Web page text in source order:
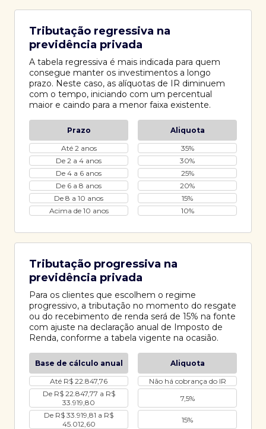
Tributação regressiva na
previdência privada
A tabela regressiva é mais indicada para quem
consegue manter os investimentos a longo
prazo. Neste caso, as alíquotas de IR diminuem
com o tempo, iniciando com um percentual
maior e caindo para a menor faixa existente.
Prazo
Aliquota
Até 2 anos
35%
De 2 a 4 anos
30%
De 4 a 6 anos
25%
De 6 a 8 anos
20%
De 8 a 10 anos
15%
Acima de 10 anos
10%
Tributação progressiva na
previdência privada
Para os clientes que escolhem o regime
progressivo, a tributação no momento do resgate
ou do recebimento de renda será de 15% na fonte
com ajuste na declaração anual de Imposto de
Renda, conforme a tabela vigente na ocasião.
Base de cálculo anual
Aliquota
Até R$ 22.847,76
Não há cobrança do IR
De R$ 22.847,77 a R$
33.919,80
7,5%
De R$ 33.919,81 a R$
45.012,60
15%